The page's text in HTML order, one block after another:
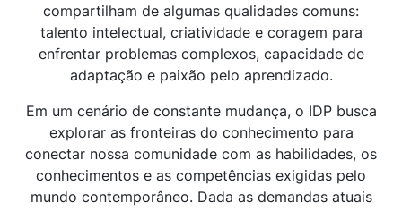
compartilham de algumas qualidades comuns:
talento intelectual, criatividade e coragem para
enfrentar problemas complexos, capacidade de
adaptação e paixão pelo aprendizado.
Em um cenário de constante mudança, o IDP busca
explorar as fronteiras do conhecimento para
conectar nossa comunidade com as habilidades, os
conhecimentos e as competências exigidas pelo
mundo contemporâneo. Dada as demandas atuais